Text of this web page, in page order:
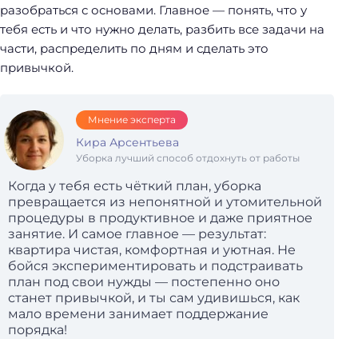
разобраться с основами. Главное — понять, что у
тебя есть и что нужно делать, разбить все задачи на
части, распределить по дням и сделать это
привычкой.
Мнение эксперта
Кира Арсентьева
Уборка лучший способ отдохнуть от работы
Когда у тебя есть чёткий план, уборка
превращается из непонятной и утомительной
процедуры в продуктивное и даже приятное
занятие. И самое главное — результат:
квартира чистая, комфортная и уютная. Не
бойся экспериментировать и подстраивать
план под свои нужды — постепенно оно
станет привычкой, и ты сам удивишься, как
мало времени занимает поддержание
порядка!